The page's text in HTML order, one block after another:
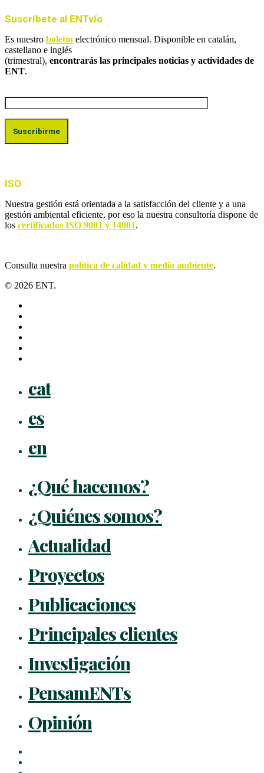
Suscríbete al ENTvío
Es nuestro boletín electrónico mensual. Disponible en catalán,
castellano e inglés
(trimestral), encontrarás las principales noticias y actividades de
ENT.
ISO
Nuestra gestión está orientada a la satisfacción del cliente y a una
gestión ambiental eficiente, por eso la nuestra consultoría dispone de
los certificados ISO 9001 y 14001.
Consulta nuestra política de calidad y medio ambiente.
© 2026 ENT.
cat
es
en
¿Qué hacemos?
¿Quiénes somos?
Actualidad
Proyectos
Publicaciones
Principales clientes
Investigación
PensamENTs
Opinión